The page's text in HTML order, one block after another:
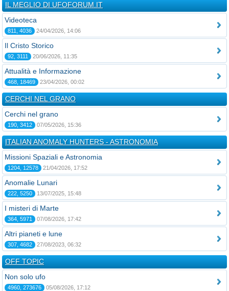
IL MEGLIO DI UFOFORUM.IT
Videoteca
811, 4036 24/04/2026, 14:06
Il Cristo Storico
92, 3111 20/06/2026, 11:35
Attualità e Informazione
468, 18469 23/04/2026, 00:02
CERCHI NEL GRANO
Cerchi nel grano
190, 3412 07/05/2026, 15:36
ITALIAN ANOMALY HUNTERS - ASTRONOMIA
Missioni Spaziali e Astronomia
1204, 12578 21/04/2026, 17:52
Anomalie Lunari
222, 5250 13/07/2025, 15:48
I misteri di Marte
364, 5971 07/08/2026, 17:42
Altri pianeti e lune
307, 4682 27/08/2023, 06:32
OFF TOPIC
Non solo ufo
4960, 273676 05/08/2026, 17:12